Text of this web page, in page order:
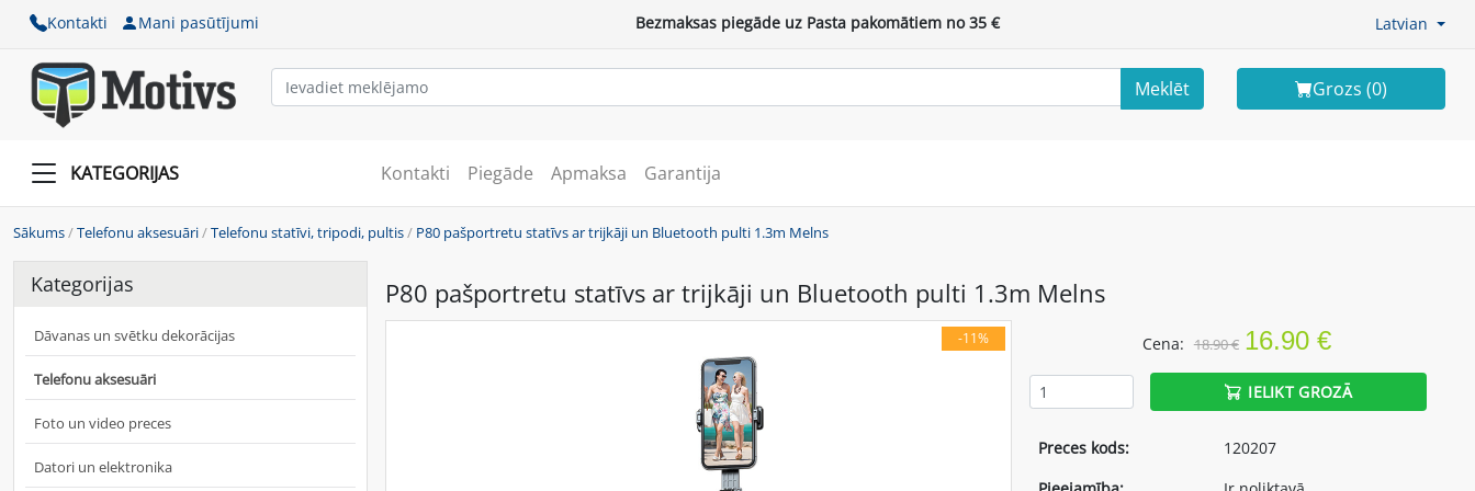
Kontakti Mani pasūtījumi Bezmaksas piegāde uz Pasta pakomātiem no 35 € Latvian
Meklēt Grozs (0)
KATEGORIJAS Kontakti Piegāde Apmaksa Garantija
Sākums/Telefonu aksesuāri/Telefonu statīvi, tripodi, pultis/ P80 pašportretu statīvs ar trijkāji un Bluetooth pulti 1.3m Melns
Kategorijas
Dāvanas un svētku dekorācijas
Telefonu aksesuāri
Foto un video preces
Datori un elektronika
P80 pašportretu statīvs ar trijkāji un Bluetooth pulti 1.3m Melns
-11% Cena: 18.90 € 16.90 €
IELIKT GROZĀ
Preces kods:
120207